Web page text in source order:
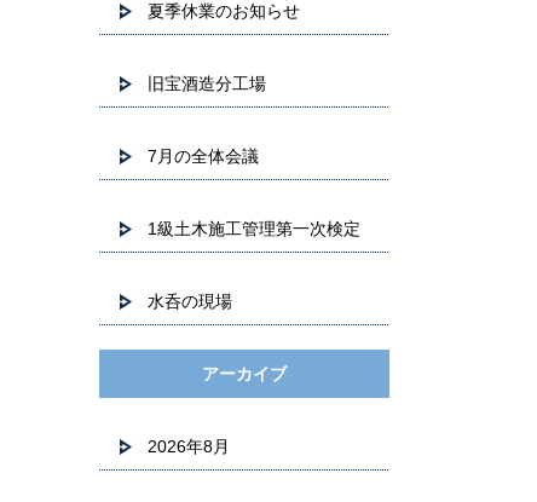
夏季休業のお知らせ
旧宝酒造分工場
7月の全体会議
1級土木施工管理第一次検定
水呑の現場
アーカイブ
2026年8月